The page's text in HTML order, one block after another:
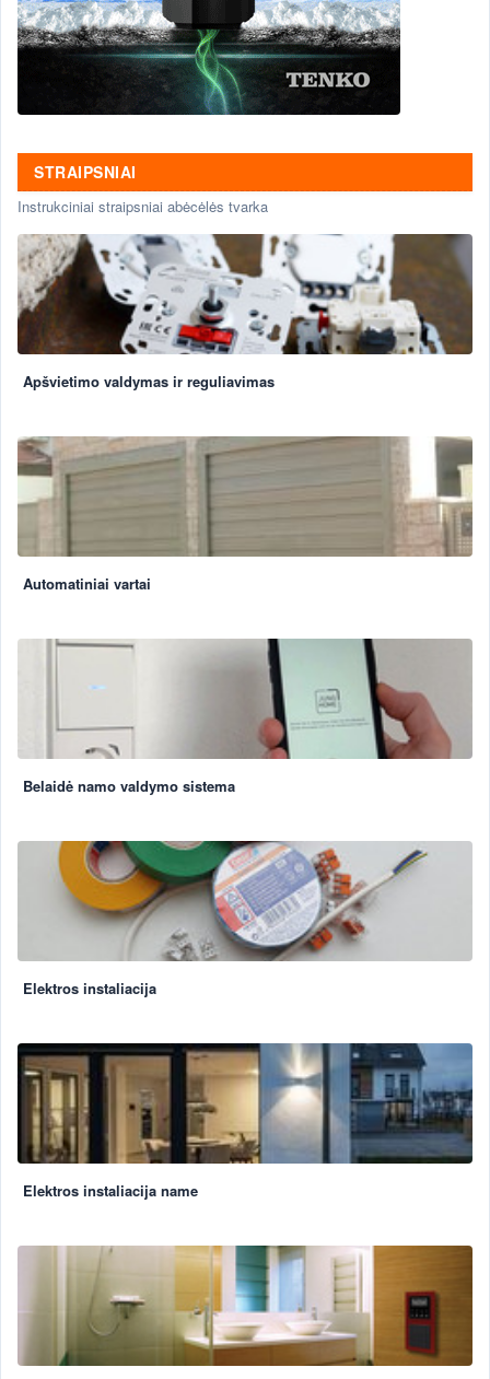
STRAIPSNIAI
Instrukciniai straipsniai abėcėlės tvarka
Apšvietimo valdymas ir reguliavimas
Automatiniai vartai
Belaidė namo valdymo sistema
Elektros instaliacija
Elektros instaliacija name